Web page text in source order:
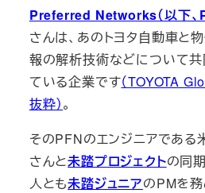
Preferred Networks（以下、
さんは、あのトヨタ自動車と
報の解析技術などについて共
ている企業です（TOYOTA
抜粋）。
そのPFNのエンジニアである
さんと未踏プロジェクトの同
人とも未踏ジュニアのPMを